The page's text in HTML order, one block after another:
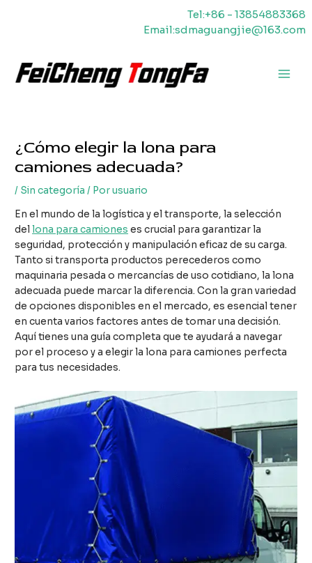
Tel:+86 - 13854883368
Email:sdmaguangjie@163.com
¿Cómo elegir la lona para
camiones adecuada?
/ Sin categoría / Porusuario
En el mundo de la logística y el transporte, la selección
dellona para camiones es crucial para garantizar la
seguridad, protección y manipulación eficaz de su carga.
Tanto si transporta productos perecederos como
maquinaria pesada o mercancías de uso cotidiano, la lona
adecuada puede marcar la diferencia. Con la gran variedad
de opciones disponibles en el mercado, es esencial tener
en cuenta varios factores antes de tomar una decisión.
Aquí tienes una guía completa que te ayudará a navegar
por el proceso y a elegir la lona para camiones perfecta
para tus necesidades.